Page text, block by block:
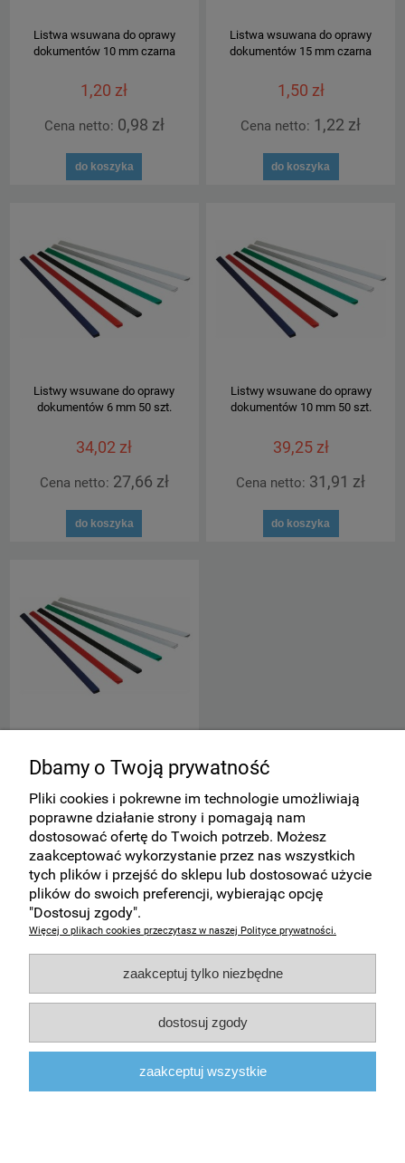
Listwa wsuwana do oprawy
dokumentów 10 mm czarna
1,20 zł
Cena netto: 0,98 zł
do koszyka
Listwa wsuwana do oprawy
dokumentów 15 mm czarna
1,50 zł
Cena netto: 1,22 zł
do koszyka
Listwy wsuwane do oprawy
dokumentów 6 mm 50 szt.
34,02 zł
Cena netto: 27,66 zł
do koszyka
Listwy wsuwane do oprawy
dokumentów 10 mm 50 szt.
39,25 zł
Cena netto: 31,91 zł
do koszyka
dokumentów 15 mm 50 szt.
49,06 zł
Cena netto:39,89 zł
do koszyka
Pomoc
Informacje
Dbamy o Twoją prywatność
Pliki cookies i pokrewne im technologie umożliwiają
poprawne działanie strony i pomagają nam
dostosować ofertę do Twoich potrzeb. Możesz
zaakceptować wykorzystanie przez nas wszystkich
tych plików i przejść do sklepu lub dostosować użycie
plików do swoich preferencji, wybierając opcję
"Dostosuj zgody".
Więcej o plikach cookies przeczytasz w naszej Polityce prywatności.
zaakceptuj tylko niezbędne
dostosuj zgody
zaakceptuj wszystkie